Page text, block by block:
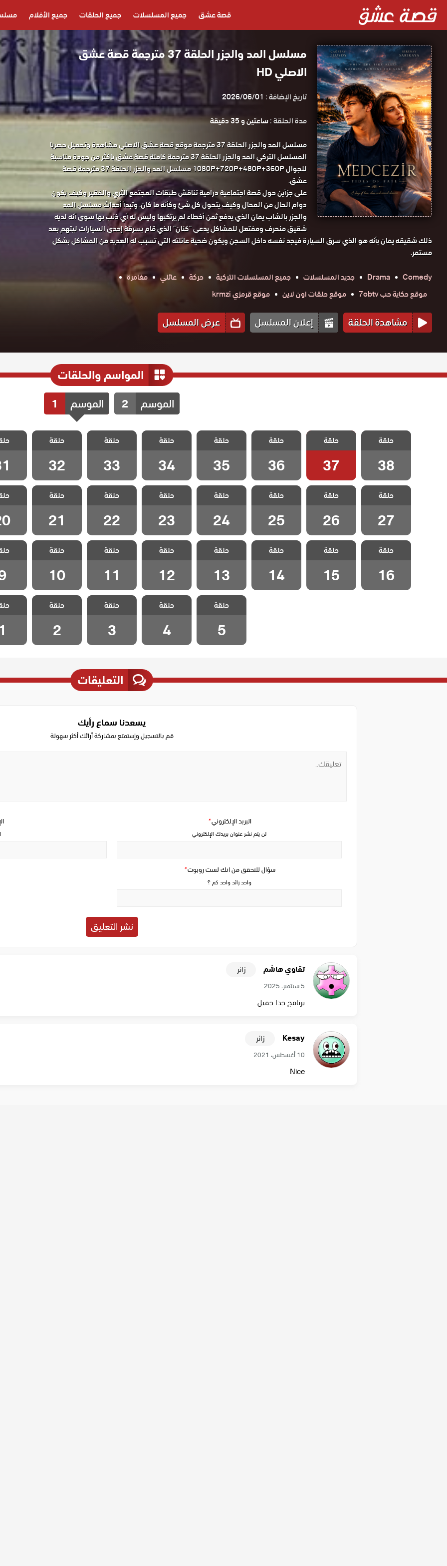
قصة عشق جميع المسلسلات جميع الحلقات جميع الأفلام
مسلسل المد والجزر الحلقة 37 مترجمة قصة عشق
الاصلي HD
تاريخ الإضافة : 2026/06/01
مدة الحلقة :ساعتين و 35 دقيقة
مسلسل المد والجزر الحلقة 37 مترجمة موقع قصة عشق الاصلي مشاهدة وتحميل حصريا
المسلسل التركي المد والجزر الحلقة 37 مترجمة كاملة قصة عشق باكثر من جودة مناسبة
للجوال 1080P+720P+480P+360P مسلسل المد والجزر الحلقة 37 مترجمة قصة
عشق.
على جزأين حول قصة اجتماعية درامية تناقش طبقات المجتمع الثري والفقير وكيف يكون
دوام الحال من المحال وكيف يتحول كل شئ وكأنه ما كان. وتبدأ أحداث مسلسل المد
والجزر بالشاب يمان الذي يدفع ثمن أخطاء لم يرتكبها وليس له أي ذنب بها سوى أنه لديه
شقيق منحرف ومفتعل للمشاكل يدعى "كنان" الذي قام بسرقة إحدى السيارات ليتهم بعد
ذلك شقيقه يمان بأنه هو الذي سرق السيارة فيجد نفسه داخل السجن ويكون ضحية عائلته التي تسبب له العديد من المشاكل بشكل
مستمر.
Comedy
Drama جديد المسلسلات جميع المسلسلات التركية حركة عائلي
مغامرة
موقع حكاية حب 7obtv
موقع حلقات اون لاين موقع قرمزي krmzi
مشاهدة الحلقة إعلان المسلسل عرض المسلسل
المواسم والحلقات
الموسم 2 الموسم 1
مسلسل المد
والجزر الحلقة 38
حلقة
38
مسلسل المد
والجزر الحلقة 37
حلقة
37
مسلسل المد
والجزر الحلقة 36
حلقة
36
مسلسل المد
والجزر الحلقة 35
حلقة
35
مسلسل المد
والجزر الحلقة 34
حلقة
34
مسلسل المد
والجزر الحلقة 33
حلقة
33
مسلسل المد
والجزر الحلقة 32
حلقة
32
والجزر
مسلسل المد
والجزر الحلقة 27
حلقة
27
مسلسل المد
والجزر الحلقة 26
حلقة
26
مسلسل المد
والجزر الحلقة 25
حلقة
25
مسلسل المد
والجزر الحلقة 24
حلقة
24
مسلسل المد
والجزر الحلقة 23
حلقة
23
مسلسل المد
والجزر الحلقة 22
حلقة
22
مسلسل المد
والجزر الحلقة 21
حلقة
21
والجزر
مسلسل المد
والجزر الحلقة 16
حلقة
16
مسلسل المد
والجزر الحلقة 15
حلقة
15
مسلسل المد
والجزر الحلقة 14
حلقة
14
مسلسل المد
والجزر الحلقة 13
حلقة
13
مسلسل المد
والجزر الحلقة 12
حلقة
12
مسلسل المد
والجزر الحلقة 11
حلقة
11
مسلسل المد
والجزر الحلقة 10
حلقة
10
والجزر
مسلسل المد
والجزر الحلقة 5
حلقة
5
مسلسل المد
والجزر الحلقة 4
حلقة
4
مسلسل المد
والجزر الحلقة 3
حلقة
3
مسلسل المد
والجزر الحلقة 2
حلقة
2
والجزر
1
التعليقات
يسعدنا سماع رأيك
قم بالتسجيل وإستمتع بمشاركة أرائك أكثر سهولة
سؤال للتحقق من انك لست روبوت*
واحد زائد واحد كم ؟
البريد الإلكتروني*
لن يتم نشر عنوان بريدك الإلكتروني
تقاوي هاشم زائر
5 سبتمبر، 2025
برنامج جدا جميل
Kesay زائر
10 أغسطس، 2021
Nice